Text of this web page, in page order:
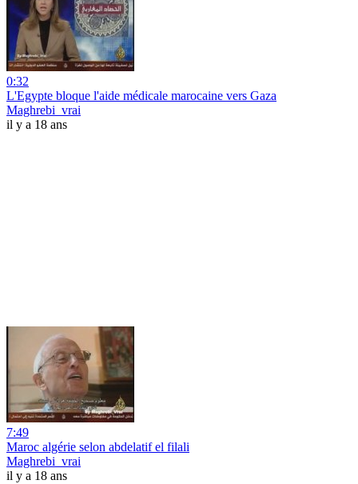
0:32
L'Egypte bloque l'aide médicale marocaine vers Gaza
Maghrebi_vrai
il y a 18 ans
7:49
Maroc algérie selon abdelatif el filali
Maghrebi_vrai
il y a 18 ans